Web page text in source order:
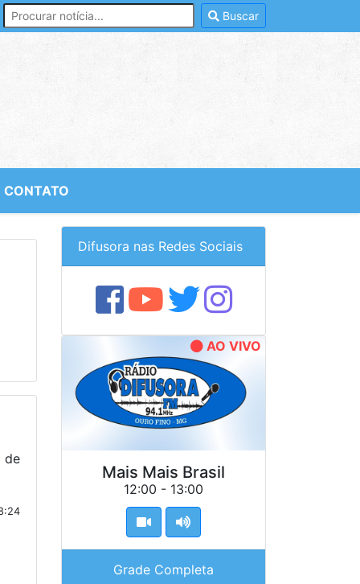
Buscar
CONTATO
de
Difusora nas Redes Sociais
AO VIVO
Mais Mais Brasil
12:00 - 13:00
Grade Completa